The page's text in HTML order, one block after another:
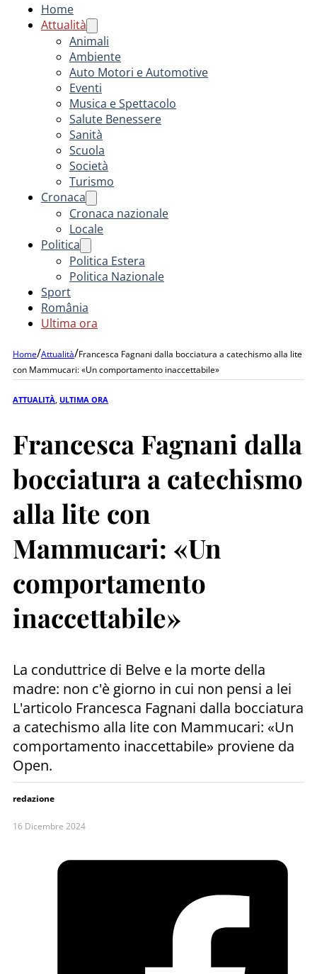
Home
Attualità
Animali
Ambiente
Auto Motori e Automotive
Eventi
Musica e Spettacolo
Salute Benessere
Sanità
Scuola
Società
Turismo
Cronaca
Cronaca nazionale
Locale
Politica
Politica Estera
Politica Nazionale
Sport
România
Ultima ora
Home/Attualità/Francesca Fagnani dalla bocciatura a catechismo alla lite
con Mammucari: «Un comportamento inaccettabile»
ATTUALITÀ ULTIMA ORA
Francesca Fagnani dalla
bocciatura a catechismo
alla lite con
Mammucari: «Un
comportamento
inaccettabile»
La conduttrice di Belve e la morte della
madre: non c'è giorno in cui non pensi a lei
L'articolo Francesca Fagnani dalla bocciatura
a catechismo alla lite con Mammucari: «Un
comportamento inaccettabile» proviene da
Open.
redazione
16 Dicembre 2024